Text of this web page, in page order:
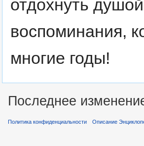
отдохнуть
воспоминания,
многие годы!
Последнее
Политика конфиденциальности Описание